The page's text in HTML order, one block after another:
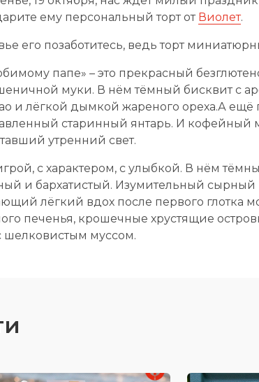
ему персональный торт от Виолет.
его позаботитесь, ведь торт
папе» – это прекрасный
муки. В нём тёмный бисквит с
и лёгкой дымкой жареного ореха.А ещё
старинный янтарь. И кофейный
утренний свет.
с характером, с улыбкой. В нём
и бархатистый. Изумительный сырный
лёгкий вдох после первого глотка
печенья, крошечные хрустящие
шелковистым муссом.